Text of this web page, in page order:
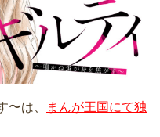
〜は、
まんが王国にて独